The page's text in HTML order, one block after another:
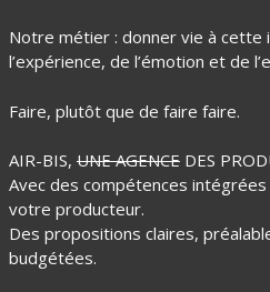
Notre métier : donner vie à cette
l’expérience, de l’émotion et de
Faire, plutôt que de faire faire.
AIR-BIS, UNE AGENCEDES
Avec des compétences
votre producteur.
Des propositions claires,
budgétées.